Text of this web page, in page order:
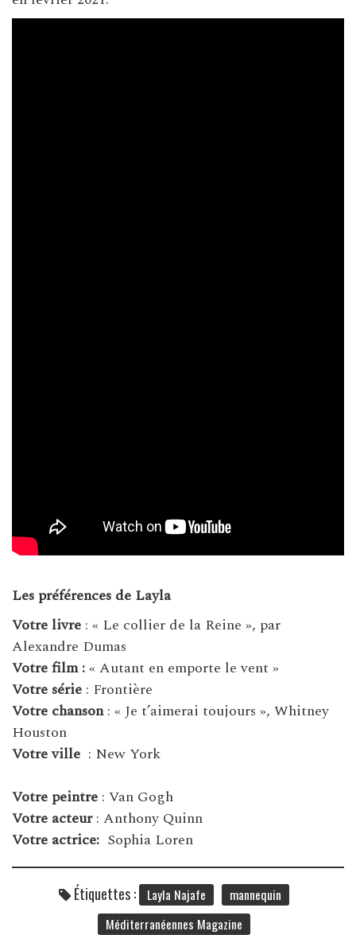
Les préférences de Layla
Votre livre : « Le collier de la Reine », par
Alexandre Dumas
Votre film :« Autant en emporte le vent »
Votre série : Frontière
Votre chanson: « Je t’aimerai toujours », Whitney
Houston
Votre ville : New York
Votre peintre : Van Gogh
Votre acteur: Anthony Quinn
Votre actrice: Sophia Loren
Étiquettes : Layla Najafe
mannequin
Méditerranéennes Magazine